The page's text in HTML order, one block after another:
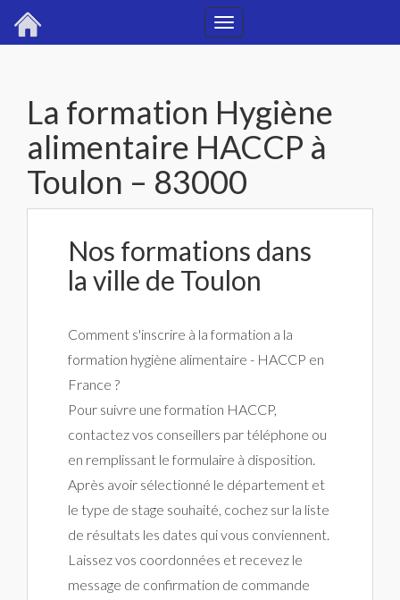
Toggle
La formation Hygiène
alimentaire HACCP à
Toulon – 83000
Nos formations dans
la ville de Toulon
Comment s'inscrire à la formation a la
formation hygiène alimentaire - HACCP en
France ?
Pour suivre une formation HACCP,
contactez vos conseillers par téléphone ou
en remplissant le formulaire à disposition.
Après avoir sélectionné le département et
le type de stage souhaité, cochez sur la liste
de résultats les dates qui vous conviennent.
Laissez vos coordonnées et recevez le
message de confirmation de commande